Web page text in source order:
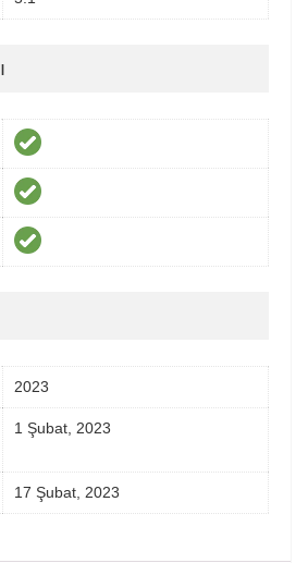
2023
1 Şubat, 2023
17 Şubat, 2023